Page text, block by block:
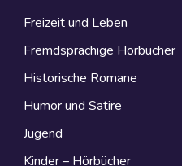
Freizeit und Leben
Fremdsprachige Hörbücher
Historische Romane
Humor und Satire
Jugend
Kinder – Hörbücher